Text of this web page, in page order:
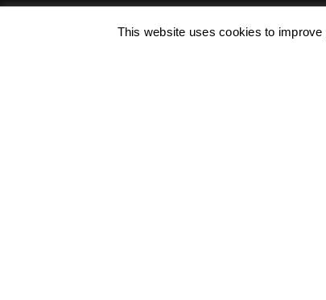
This website uses cookies to
Η ιστοσελίδα μας